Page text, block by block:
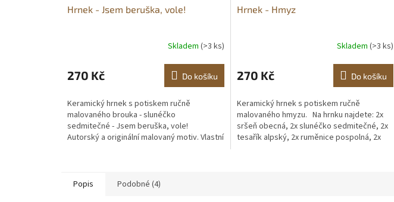
Hrnek - Jsem beruška, vole!
Skladem (>3 ks)
270 Kč Do košíku
Keramický hrnek s potiskem ručně
malovaného brouka - slunéčko
sedmitečné - Jsem beruška, vole!
Autorský a originální malovaný motiv. Vlastní
Hrnek - Hmyz
Skladem (>3 ks)
270 Kč Do košíku
Keramický hrnek s potiskem ručně
malovaného hmyzu. Na hrnku najdete: 2x
sršeň obecná, 2x slunéčko sedmitečné, 2x
tesařík alpský, 2x ruměnice pospolná, 2x
Popis Podobné (4)